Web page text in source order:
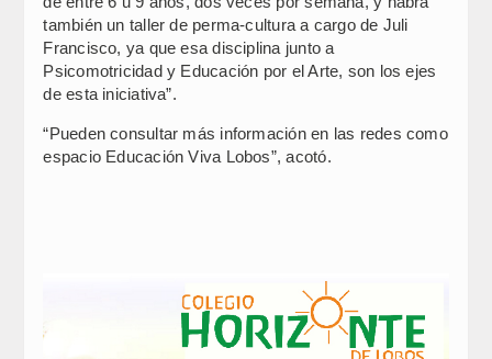
también un taller de perma-cultura a cargo de Juli
Francisco, ya que esa disciplina junto a
Psicomotricidad y Educación por el Arte, son los ejes
de esta iniciativa”.
“Pueden consultar más información en las redes como
espacio Educación Viva Lobos”, acotó.